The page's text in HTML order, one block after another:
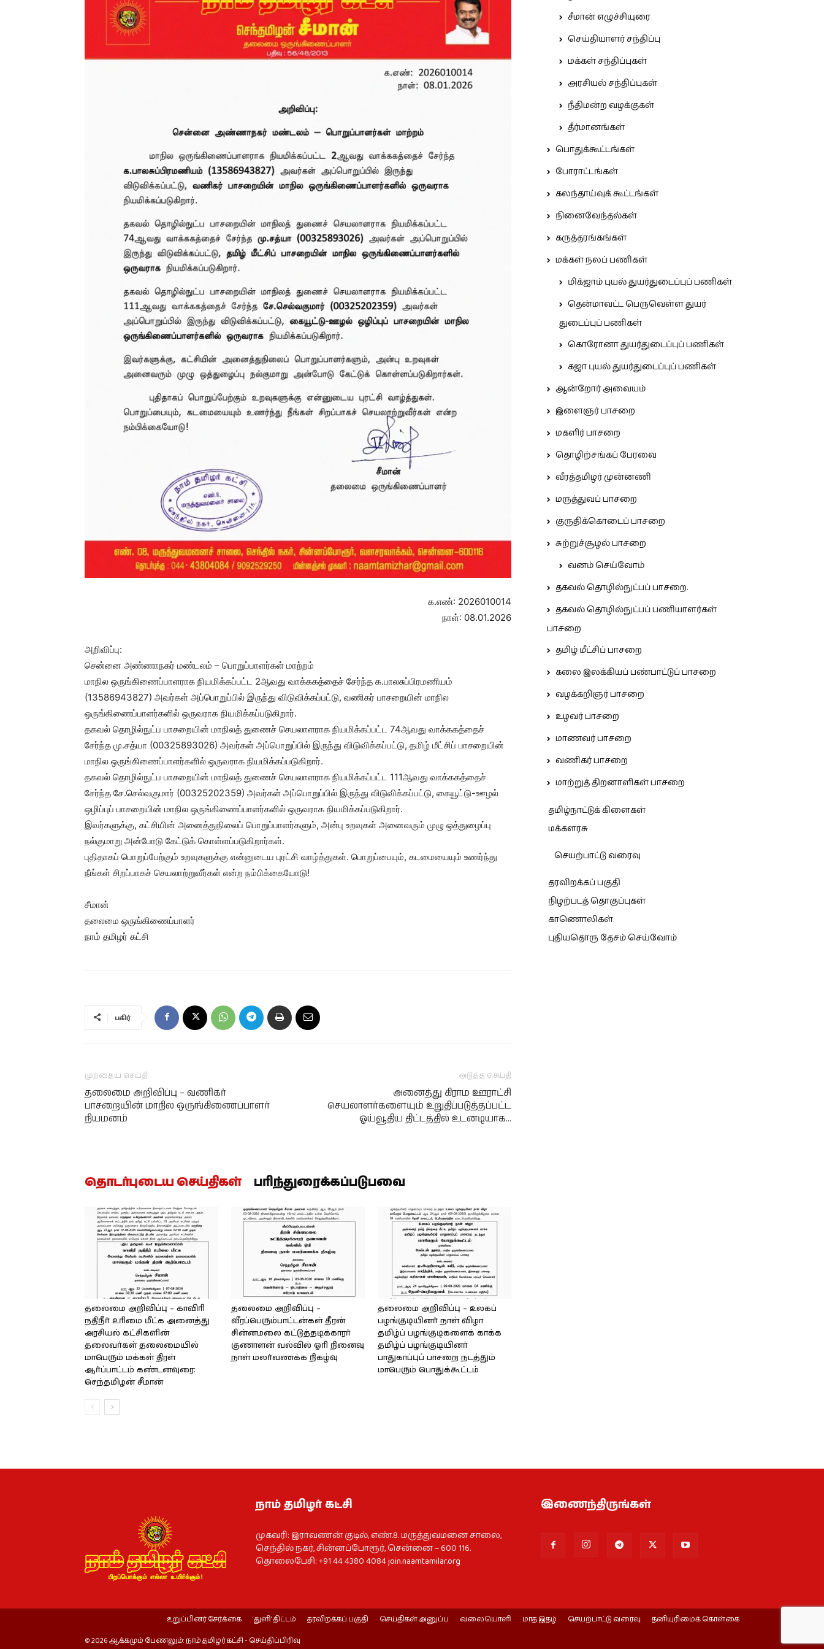
க.எண்: 2026010014
நாள்: 08.01.2026
அறிவிப்பு:
சென்னை அண்ணாநகர் மண்டலம் – பொறுப்பாளர்கள் மாற்றம்
மாநில ஒருங்கிணைப்பாளராக நியமிக்கப்பட்ட 2ஆவது வாக்ககத்தைச் சேர்ந்த க.பாலசுப்பிரமணியம்
(13586943827) அவர்கள் அப்பொறுப்பில் இருந்து விடுவிக்கப்பட்டு, வணிகர் பாசறையின் மாநில
ஒருங்கிணைப்பாளர்களில் ஒருவராக நியமிக்கப்படுகிறார்.
தகவல் தொழில்நுட்ப பாசறையின் மாநிலத் துணைச் செயலாளராக நியமிக்கப்பட்ட 74ஆவது வாக்ககத்தைச்
சேர்ந்த மு.சத்யா (00325893026) அவர்கள் அப்பொறுப்பில் இருந்து விடுவிக்கப்பட்டு, தமிழ் மீட்சிப் பாசறையின்
மாநில ஒருங்கிணைப்பாளர்களில் ஒருவராக நியமிக்கப்படுகிறார்.
தகவல் தொழில்நுட்ப பாசறையின் மாநிலத் துணைச் செயலாளராக நியமிக்கப்பட்ட 111ஆவது வாக்ககத்தைச்
சேர்ந்த சே.செல்வகுமார் (00325202359) அவர்கள் அப்பொறுப்பில் இருந்து விடுவிக்கப்பட்டு, கையூட்டு-ஊழல்
ஒழிப்புப் பாசறையின் மாநில ஒருங்கிணைப்பாளர்களில் ஒருவராக நியமிக்கப்படுகிறார்.
இவர்களுக்கு, கட்சியின் அனைத்துநிலைப் பொறுப்பாளர்களும், அன்பு உறவுகள் அனைவரும் முழு ஒத்துழைப்பு
நல்குமாறு அன்போடு கேட்டுக் கொள்ளப்படுகிறார்கள்.
புதிதாகப் பொறுப்பேற்கும் உறவுகளுக்கு என்னுடைய புரட்சி வாழ்த்துகள். பொறுப்பையும், கடமையையும் உணர்ந்து
நீங்கள் சிறப்பாகச் செயலாற்றுவீர்கள் என்ற நம்பிக்கையோடு!
சீமான்
தலைமை ஒருங்கிணைப்பாளர்
நாம் தமிழர் கட்சி
பகிர்
முந்தைய செய்தி
தலைமை அறிவிப்பு – வணிகர்
பாசறையின் மாநில ஒருங்கிணைப்பாளர்
நியமனம்
அடுத்த செய்தி
அனைத்து கிராம ஊராட்சி
செயலாளர்களையும் உறுதிப்படுத்தப்பட்ட
ஓய்வூதிய திட்டத்தில் உடனடியாக…
தொடர்புடைய செய்திகள் பரிந்துரைக்கப்படுபவை
தலைமை அறிவிப்பு – காவிரி
நதிநீர் உரிமை மீட்க அனைத்து
அரசியல் கட்சிகளின்
தலைவர்கள் தலைமையில்
மாபெரும் மக்கள் திரள்
ஆர்ப்பாட்டம் கண்டனவுரை:
செந்தமிழன் சீமான்
தலைமை அறிவிப்பு –
வீரப்பெரும்பாட்டன்கள் தீரன்
சின்னமலை கட்டுத்தடிக்காரர்
குணாளன் வல்வில் ஓரி நினைவு
நாள் மலர்வணக்க நிகழ்வு
தலைமை அறிவிப்பு – உலகப்
பழங்குடியினர் நாள் விழா
தமிழ்ப் பழங்குடிகளைக் காக்க
தமிழ்ப் பழங்குடியினர்
பாதுகாப்புப் பாசறை நடத்தும்
மாபெரும் பொதுக்கூட்டம்
சீமான் எழுச்சியுரை
செய்தியாளர் சந்திப்பு
மக்கள் சந்திப்புகள்
அரசியல் சந்திப்புகள்
நீதிமன்ற வழக்குகள்
தீர்மானங்கள்
பொதுக்கூட்டங்கள்
போராட்டங்கள்
கலந்தாய்வுக் கூட்டங்கள்
நினைவேந்தல்கள்
கருத்தரங்கங்கள்
மக்கள் நலப் பணிகள்
மிக்ஜாம் புயல் துயர்துடைப்புப் பணிகள்
தென்மாவட்ட பெருவெள்ள துயர்
துடைப்புப் பணிகள்
கொரோனா துயர்துடைப்புப் பணிகள்
கஜா புயல் துயர்துடைப்புப் பணிகள்
ஆன்றோர் அவையம்
இளைஞர் பாசறை
மகளிர் பாசறை
தொழிற்சங்கப் பேரவை
வீரத்தமிழர் முன்னணி
மருத்துவப் பாசறை
குருதிக்கொடைப் பாசறை
சுற்றுச்சூழல் பாசறை
வனம் செய்வோம்
தகவல் தொழில்நுட்பப் பாசறை.
தகவல் தொழில்நுட்பப் பணியாளர்கள்
பாசறை
தமிழ் மீட்சிப் பாசறை
கலை இலக்கியப் பண்பாட்டுப் பாசறை
வழக்கறிஞர் பாசறை
உழவர் பாசறை
மாணவர் பாசறை
வணிகர் பாசறை
மாற்றுத் திறனாளிகள் பாசறை
தமிழ்நாட்டுக் கிளைகள்
மக்களரசு
செயற்பாட்டு வரைவு
தரவிறக்கப் பகுதி
நிழற்படத் தொகுப்புகள்
காணொலிகள்
புதியதொரு தேசம் செய்வோம்
நாம் தமிழர் கட்சி
முகவரி: இராவணன் குடில், எண்.8. மருத்துவமனை சாலை,
செந்தில் நகர், சின்னப்போரூர், சென்னை – 600 116.
தொலைபேசி: +91 44 4380 4084join.naamtamilar.org
இணைந்திருங்கள்
உறுப்பினர் சேர்க்கை ‘துளி’ திட்டம் தரவிறக்கப் பகுதி செய்திகள் அனுப்ப வலையொளி மாத இதழ் செயற்பாட்டு வரைவு
தனியுரிமைக் கொள்கை
© 2026 ஆக்கமும் பேணலும்: நாம் தமிழர் கட்சி - செய்திப்பிரிவு